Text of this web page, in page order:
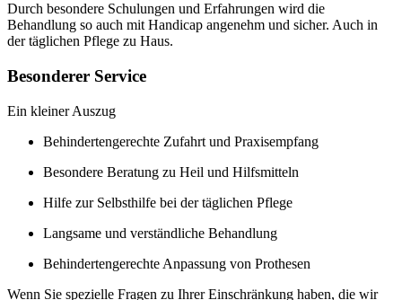
Durch besondere Schulungen und Erfahrungen wird die
Behandlung so auch mit Handicap angenehm und sicher. Auch in
der täglichen Pflege zu Haus.
Besonderer Service
Ein kleiner Auszug
Behindertengerechte Zufahrt und Praxisempfang
Besondere Beratung zu Heil und Hilfsmitteln
Hilfe zur Selbsthilfe bei der täglichen Pflege
Langsame und verständliche Behandlung
Behindertengerechte Anpassung von Prothesen
Wenn Sie spezielle Fragen zu Ihrer Einschränkung haben, die wir